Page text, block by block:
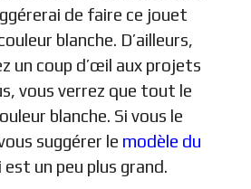
de faire ce jouet
blanche. D’ailleurs,
un coup d’œil aux projets
vous verrez que tout le
blanche. Si vous le
suggérer le modèle du
est un peu plus grand.